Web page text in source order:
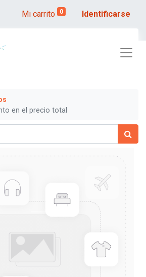
Mi carrito 0 Identificarse
en el precio total